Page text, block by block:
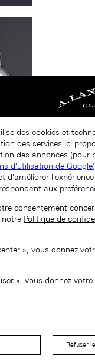
des cookies et
des services ici
des annonces (pour
d'utilisation de Google
d'améliorer
aux
consentement
notre Politique de
», vous donnez
», vous donnez
Refuser